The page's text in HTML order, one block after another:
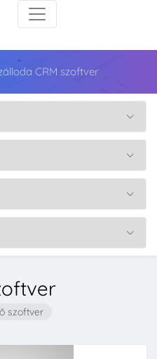
CRM szoftver
szoftver